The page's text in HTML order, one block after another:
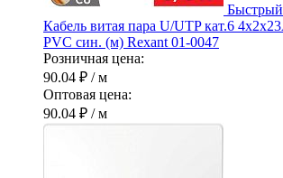
Кабель витая пара U/UTP кат.6
PVC син. (м) Rexant 01-0047
Розничная цена:
90.04 ₽ / м
Оптовая цена:
90.04 ₽ / м